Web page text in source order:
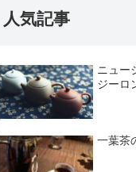
人気記事
ニュー
ジーロ
一葉茶